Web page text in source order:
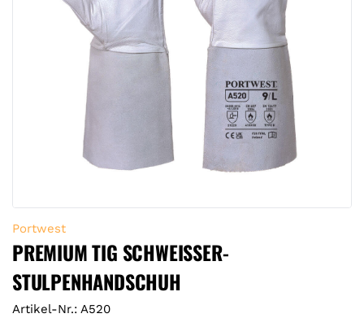
Portwest
PREMIUM TIG SCHWEISSER-S
TULPENHANDSCHUH
Artikel-Nr.: A520